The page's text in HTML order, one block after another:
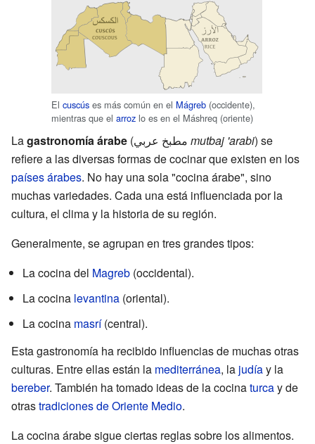
El cuscús es más común en el Mágreb (occidente),
mientras que el arroz lo es en el Máshreq (oriente)
Lagastronomía árabe mutbaj 'arabi) se
refiere a las diversas formas de cocinar que existen en los
países árabes. No hay una sola "cocina árabe", sino
muchas variedades. Cada una está influenciada por la
cultura, el clima y la historia de su región.
Generalmente, se agrupan en tres grandes tipos:
La cocina del Magreb (occidental).
La cocina levantina (oriental).
La cocina masrí(central).
Esta gastronomía ha recibido influencias de muchas otras
culturas. Entre ellas están la mediterránea, la judíay la
bereber. También ha tomado ideas de la cocinaturcay de
otrastradiciones de Oriente Medio.
La cocina árabe sigue ciertas reglas sobre los alimentos.